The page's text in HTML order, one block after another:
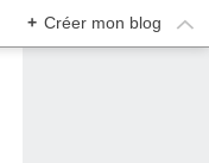
+ Créer mon blog